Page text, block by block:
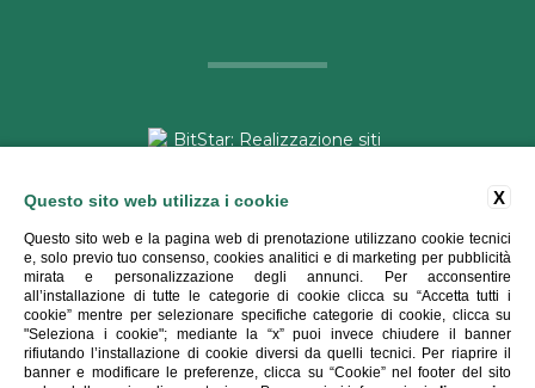
riservati
P.IVA 02559330986
Credits| Tags|Privacy|Cookie|Stats
X
Questo sito web utilizza i cookie
Questo sito web e la pagina web di prenotazione utilizzano cookie tecnici
e, solo previo tuo consenso, cookies analitici e di marketing per pubblicità
mirata e personalizzazione degli annunci. Per acconsentire
all’installazione di tutte le categorie di cookie clicca su “Accetta tutti i
cookie” mentre per selezionare specifiche categorie di cookie, clicca su
"Seleziona i cookie"; mediante la “x” puoi invece chiudere il banner
rifiutando l’installazione di cookie diversi da quelli tecnici. Per riaprire il
banner e modificare le preferenze, clicca su “Cookie” nel footer del sito